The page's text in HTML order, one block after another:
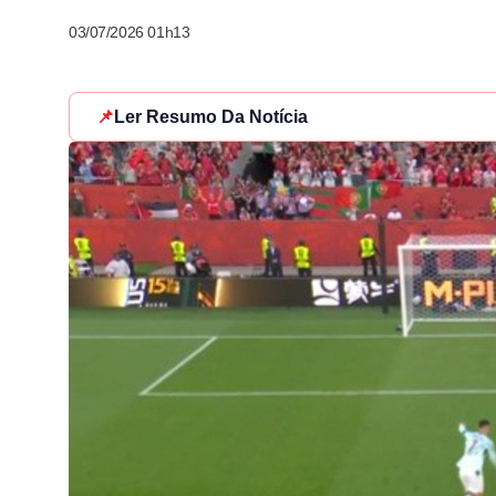
03/07/2026 01h13
📌 Ler Resumo Da Notícia